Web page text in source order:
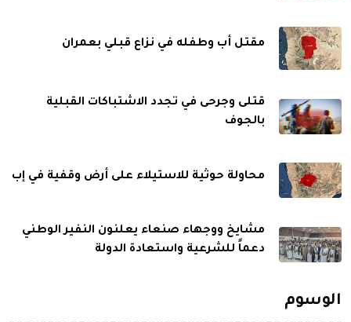
مقتل أب وطفله في نزاع قبلي بعمران
قتلى وجرحى في تجدد الاشتباكات القبلية
بالجوف
محاولة حوثية للاستيلاء على أرض وقفية في إب
مشايخ ووجهاء صنعاء يعلنون النفير الوطني
دعماً للشرعية واستعادة الدولة
الوسوم